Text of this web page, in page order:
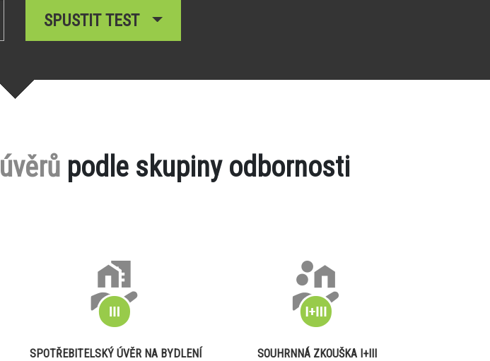
SPUSTIT TEST
úvěrůpodle skupiny odbornosti
SPOTŘEBITELSKÝ ÚVĚR NA BYDLENÍ SOUHRNNÁ ZKOUŠKA I+III